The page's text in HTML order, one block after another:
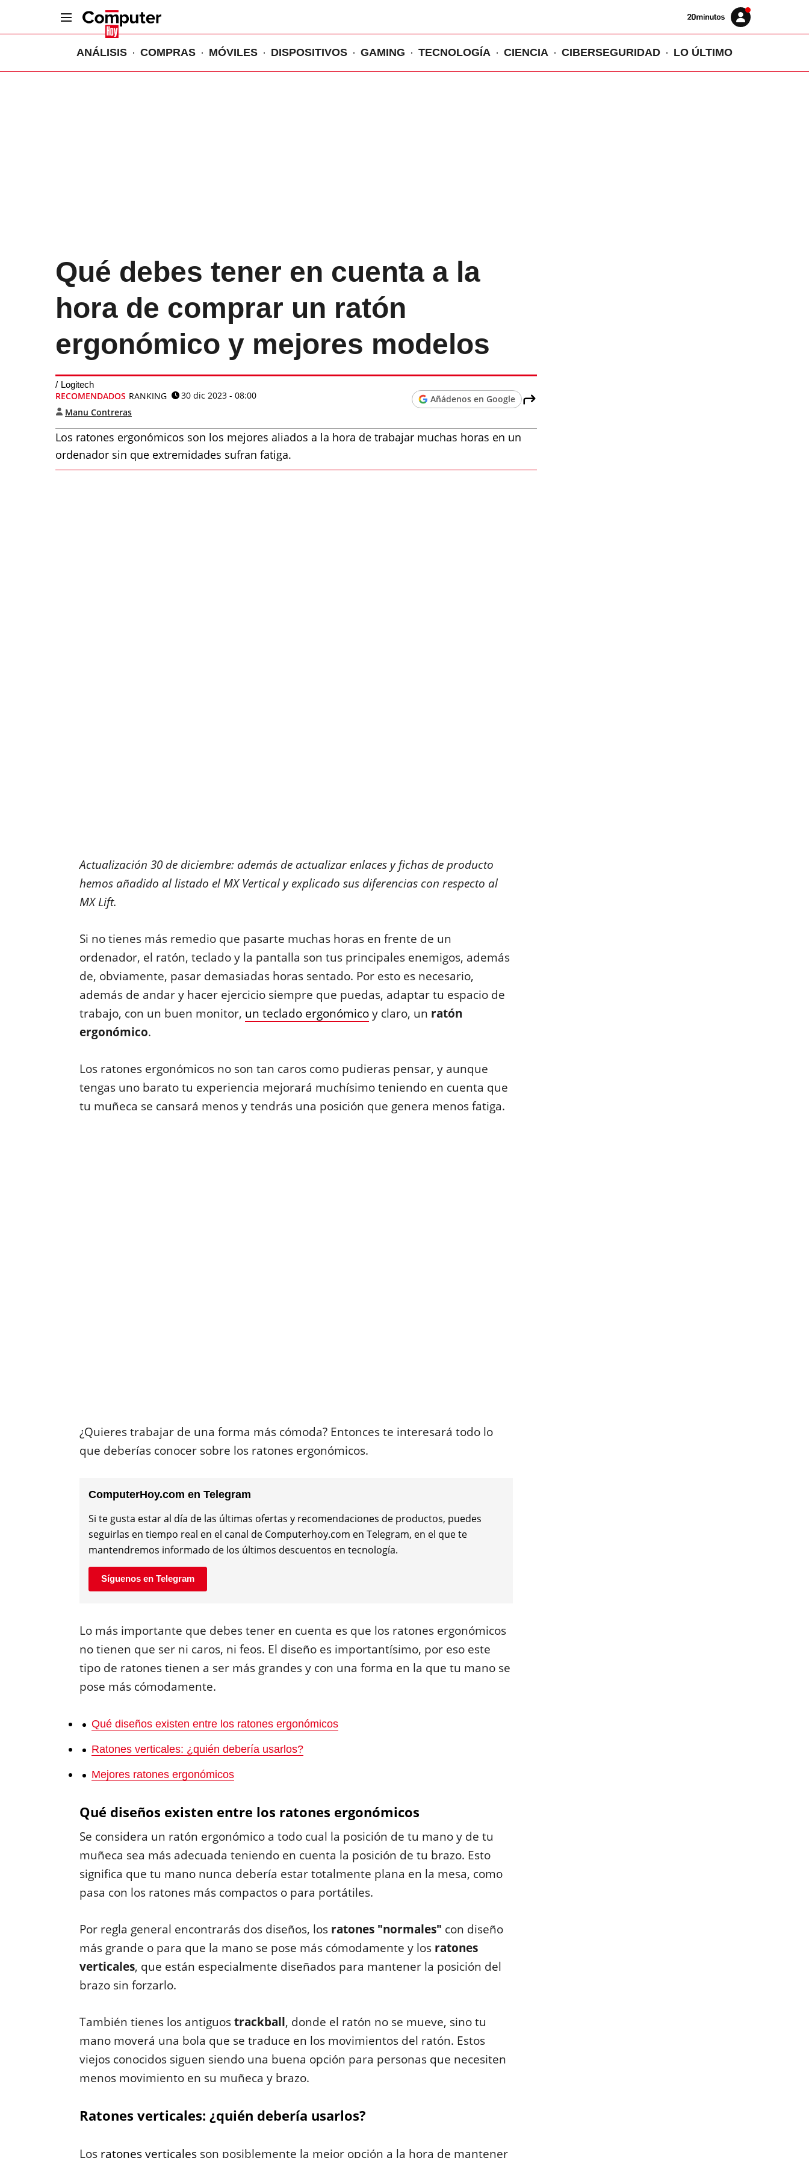
Volver
Iniciar
sesión
ANÁLISIS COMPRAS MÓVILES DISPOSITIVOS GAMING TECNOLOGÍA CIENCIA CIBERSEGURIDAD LO ÚLTIMO
Qué debes tener en cuenta a la
hora de comprar un ratón
ergonómico y mejores modelos
Logitech
RECOMENDADOS RANKING
30 dic 2023 - 08:00
Manu Contreras
Añádenos en Google
Los ratones ergonómicos son los mejores aliados a la hora de trabajar muchas horas en un
ordenador sin que extremidades sufran fatiga.
Actualización 30 de diciembre: además de actualizar enlaces y fichas de producto
hemos añadido al listado el MX Vertical y explicado sus diferencias con respecto al
MX Lift.
Si no tienes más remedio que pasarte muchas horas en frente de un
ordenador, el ratón, teclado y la pantalla son tus principales enemigos, además
de, obviamente, pasar demasiadas horas sentado. Por esto es necesario,
además de andar y hacer ejercicio siempre que puedas, adaptar tu espacio de
trabajo, con un buen monitor, un teclado ergonómicoy claro, un ratón
ergonómico.
Los ratones ergonómicos no son tan caros como pudieras pensar, y aunque
tengas uno barato tu experiencia mejorará muchísimo teniendo en cuenta que
tu muñeca se cansará menos y tendrás una posición que genera menos fatiga.
¿Quieres trabajar de una forma más cómoda? Entonces te interesará todo lo
que deberías conocer sobre los ratones ergonómicos.
ComputerHoy.com en Telegram
Si te gusta estar al día de las últimas ofertas y recomendaciones de productos, puedes
seguirlas en tiempo real en el canal de Computerhoy.com en Telegram, en el que te
mantendremos informado de los últimos descuentos en tecnología.
Síguenos en Telegram
Lo más importante que debes tener en cuenta es que los ratones ergonómicos
no tienen que ser ni caros, ni feos. El diseño es importantísimo, por eso este
tipo de ratones tienen a ser más grandes y con una forma en la que tu mano se
pose más cómodamente.
Qué diseños existen entre los ratones ergonómicos
Ratones verticales: ¿quién debería usarlos?
Mejores ratones ergonómicos
Qué diseños existen entre los ratones ergonómicos
Se considera un ratón ergonómico a todo cual la posición de tu mano y de tu
muñeca sea más adecuada teniendo en cuenta la posición de tu brazo. Esto
significa que tu mano nunca debería estar totalmente plana en la mesa, como
pasa con los ratones más compactos o para portátiles.
Por regla general encontrarás dos diseños, los ratones "normales" con diseño
más grande o para que la mano se pose más cómodamente y los ratones
verticales, que están especialmente diseñados para mantener la posición del
brazo sin forzarlo.
También tienes los antiguostrackball, donde el ratón no se mueve, sino tu
mano moverá una bola que se traduce en los movimientos del ratón. Estos
viejos conocidos siguen siendo una buena opción para personas que necesiten
menos movimiento en su muñeca y brazo.
Ratones verticales: ¿quién debería usarlos?
Los ratones verticalesson posiblemente la mejor opción a la hora de mantener